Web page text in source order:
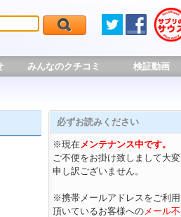
みんなのクチコミ 検証動画
必ずお読みください
※現在メンテナンス中です。
ご不便をお掛け致しまして大変
申し訳ございません。
※携帯メールアドレスをご利用
頂いているお客様へのメール不